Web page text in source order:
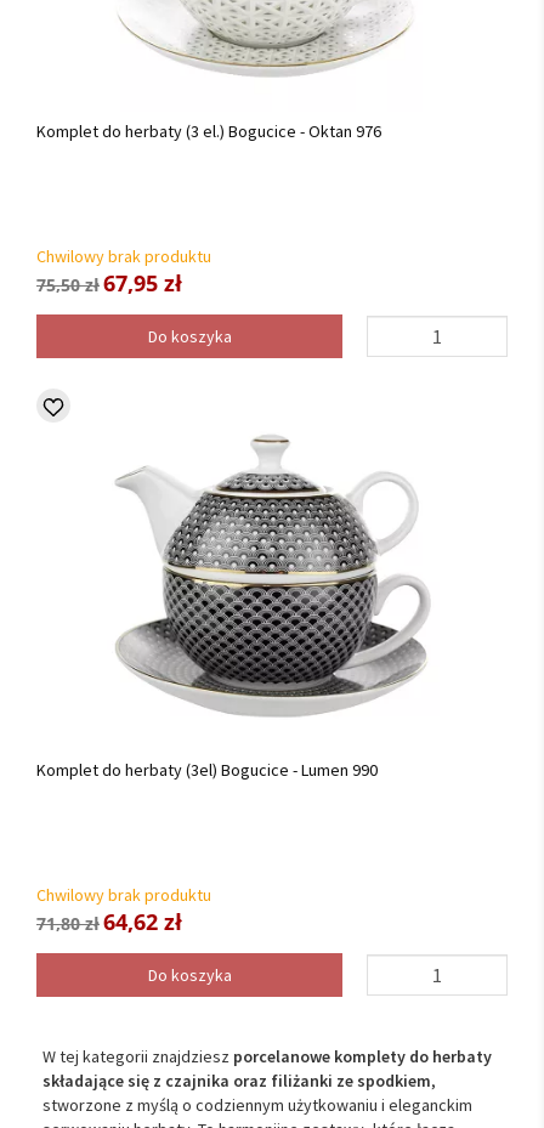
Komplet do herbaty (3 el.) Bogucice - Oktan 976
Chwilowy brak produktu
75,50 zł67,95 zł
Do koszyka
Komplet do herbaty (3el) Bogucice - Lumen 990
Chwilowy brak produktu
71,80 zł64,62 zł
Do koszyka
W tej kategorii znajdziesz porcelanowe komplety do herbaty
składające się z czajnika oraz filiżanki ze spodkiem,
stworzone z myślą o codziennym użytkowaniu i eleganckim